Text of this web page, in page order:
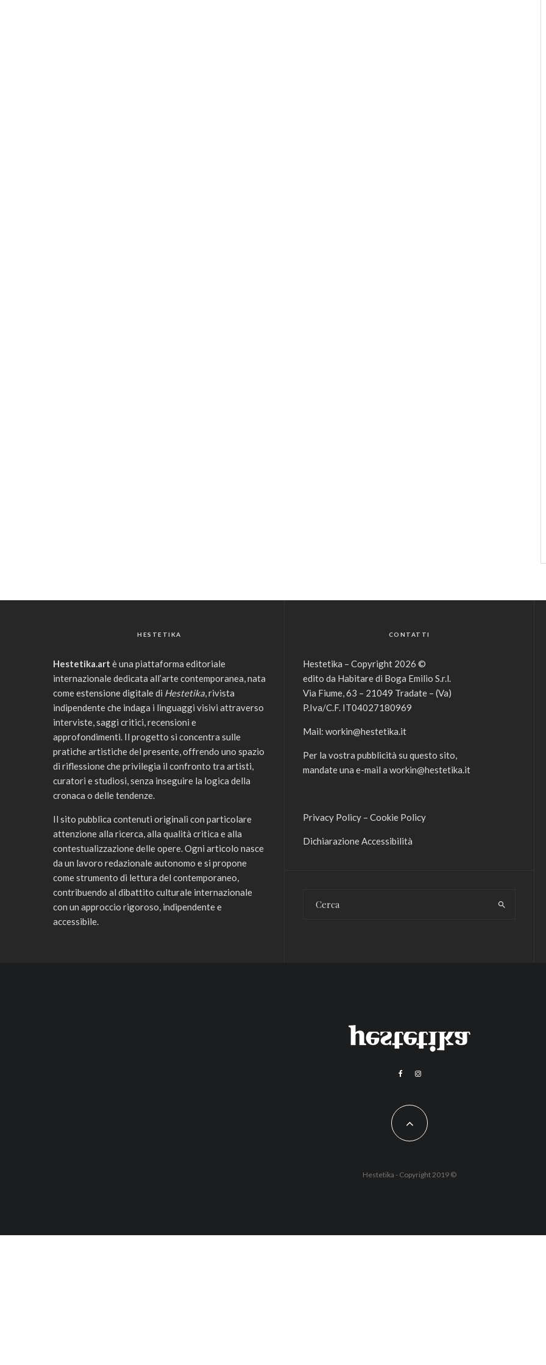
HESTETIKA
Hestetika.art è una piattaforma editoriale
internazionale dedicata all’arte contemporanea, nata
come estensione digitale di Hestetika, rivista
indipendente che indaga i linguaggi visivi attraverso
interviste, saggi critici, recensioni e
approfondimenti. Il progetto si concentra sulle
pratiche artistiche del presente, offrendo uno spazio
di riflessione che privilegia il confronto tra artisti,
curatori e studiosi, senza inseguire la logica della
cronaca o delle tendenze.
Il sito pubblica contenuti originali con particolare
attenzione alla ricerca, alla qualità critica e alla
contestualizzazione delle opere. Ogni articolo nasce
da un lavoro redazionale autonomo e si propone
come strumento di lettura del contemporaneo,
contribuendo al dibattito culturale internazionale
con un approccio rigoroso, indipendente e
accessibile.
CONTATTI
Hestetika – Copyright 2026 ©
edito da Habitare di Boga Emilio S.r.l.
Via Fiume, 63 – 21049 Tradate – (Va)
P.Iva/C.F. IT04027180969
Mail: workin@hestetika.it
Per la vostra pubblicità su questo sito,
mandate una e-mail a workin@hestetika.it
Privacy Policy – Cookie Policy
Dichiarazione Accessibilità
Hestetika - Copyright 2019 ©